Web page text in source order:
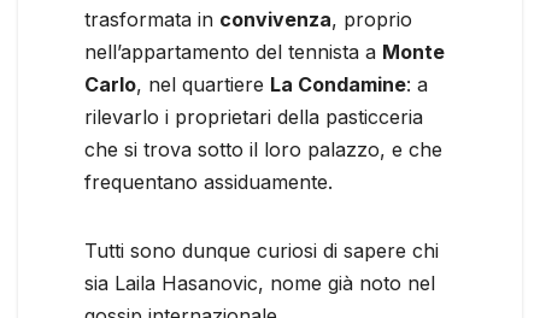
trasformata in convivenza, proprio
nell’appartamento del tennista a Monte
Carlo, nel quartiere La Condamine: a
rilevarlo i proprietari della pasticceria
che si trova sotto il loro palazzo, e che
frequentano assiduamente.
Tutti sono dunque curiosi di sapere chi
sia Laila Hasanovic, nome già noto nel